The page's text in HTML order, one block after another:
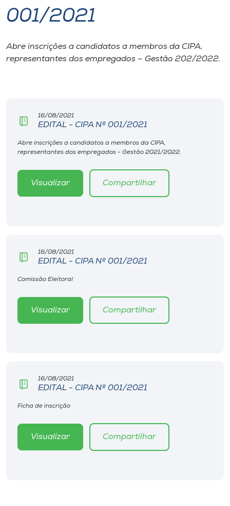
I.nova
Diplomados
CPA
Biblioteca
Editora
Unoesc
Store
001/2021
Abre inscrições a candidatos a membros da CIPA,
representantes dos empregados – Gestão 202/2022.
16/08/2021
EDITAL - CIPA Nº 001/2021
Abre inscrições a candidatos a membros da CIPA,
representantes dos empregados - Gestão 2021/2022.
Visualizar Compartilhar
16/08/2021
EDITAL - CIPA Nº 001/2021
Comissão Eleitoral
Visualizar Compartilhar
16/08/2021
EDITAL - CIPA Nº 001/2021
Ficha de inscrição
Visualizar Compartilhar